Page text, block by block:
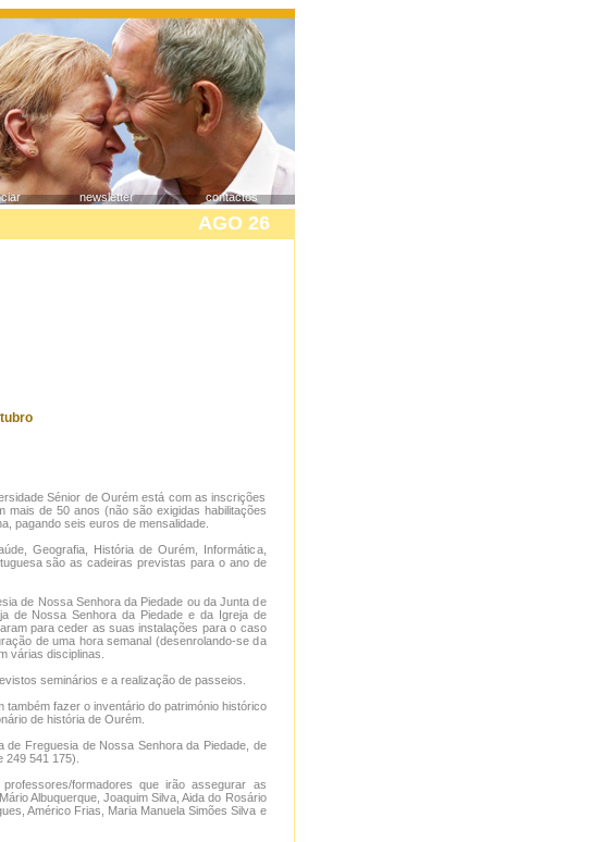
newsletter contactos
AGO 26
Sénior de Ourém está com as inscrições
de 50 anos (não são exigidas habilitações
pagando seis euros de mensalidade.
Geografia, História de Ourém, Informática,
são as cadeiras previstas para o ano de
de Nossa Senhora da Piedade ou da Junta de
de Nossa Senhora da Piedade e da Igreja de
para ceder as suas instalações para o caso
de uma hora semanal (desenrolando-se da
várias disciplinas.
seminários e a realização de passeios.
fazer o inventário do património histórico
de história de Ourém.
Freguesia de Nossa Senhora da Piedade, de
541 175).
formadores que irão assegurar as
Albuquerque, Joaquim Silva, Aida do Rosário
Américo Frias, Maria Manuela Simões Silva e